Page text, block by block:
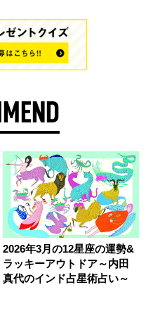
2026年3月の12星座の運勢&
ラッキーアウトドア～内田
真代のインド占星術占い～